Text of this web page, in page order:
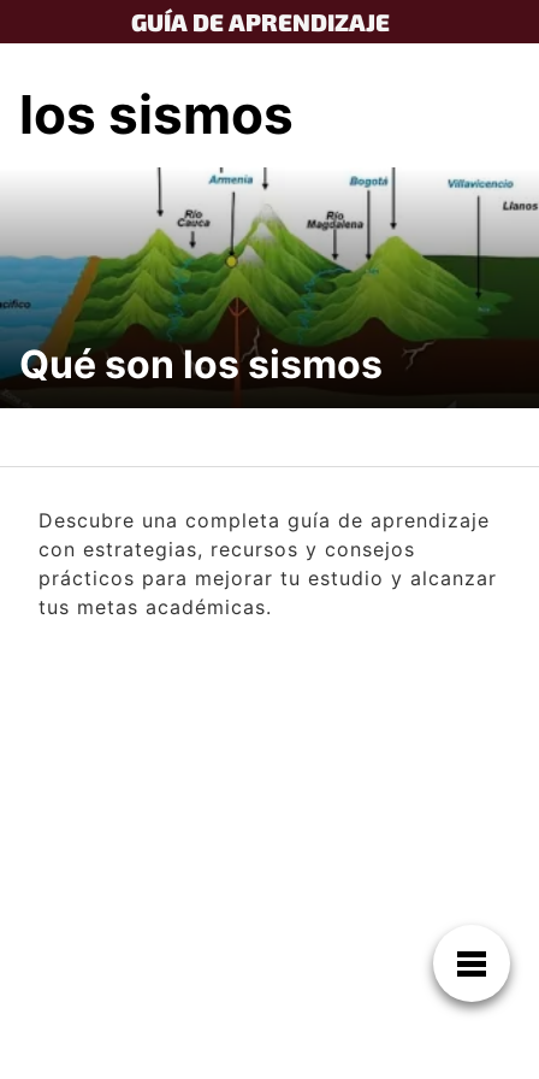
to
GUÍA DE APRENDIZAJE
los sismos
Qué son los sismos
Descubre una completa guía de aprendizaje
con estrategias, recursos y consejos
prácticos para mejorar tu estudio y alcanzar
tus metas académicas.